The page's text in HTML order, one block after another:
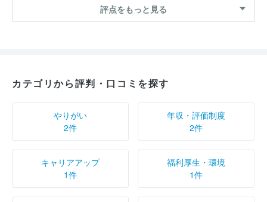
評点をもっと見る
カテゴリから評判・口コミを探す
やりがい
2件
年収・評価制度
2件
キャリアアップ
1件
福利厚生・環境
1件